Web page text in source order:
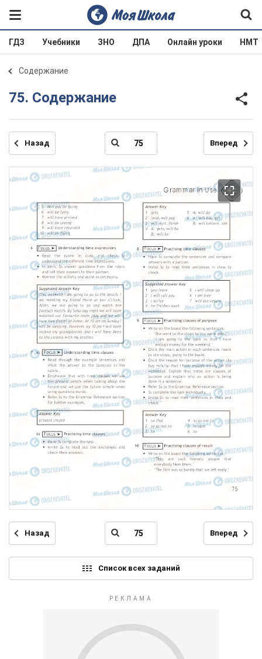
ГДЗ Учебники ЗНО ДПА Онлайн уроки НМТ
Содержание
75. Содержание
Назад Вперед
Назад Вперед
Список всех заданий